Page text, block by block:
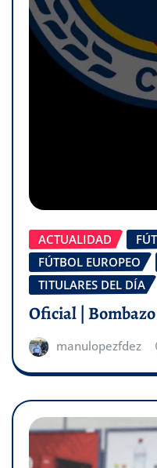
ACTUALIDAD
FÚTBOL EUROPEO
TITULARES DEL DÍA
Oficial |
manulopezfdez